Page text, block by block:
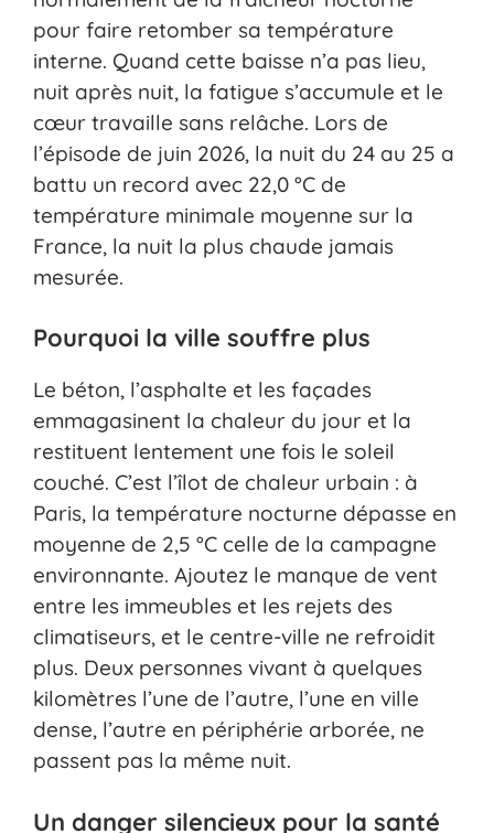
pour faire retomber sa température
interne. Quand cette baisse n’a pas lieu,
nuit après nuit, la fatigue s’accumule et le
cœur travaille sans relâche. Lors de
l’épisode de juin 2026, la nuit du 24 au 25 a
battu un record avec 22,0 °C de
température minimale moyenne sur la
France, la nuit la plus chaude jamais
mesurée.
Pourquoi la ville souffre plus
Le béton, l’asphalte et les façades
emmagasinent la chaleur du jour et la
restituent lentement une fois le soleil
couché. C’est l’îlot de chaleur urbain : à
Paris, la température nocturne dépasse en
moyenne de 2,5 °C celle de la campagne
environnante. Ajoutez le manque de vent
entre les immeubles et les rejets des
climatiseurs, et le centre-ville ne refroidit
plus. Deux personnes vivant à quelques
kilomètres l’une de l’autre, l’une en ville
dense, l’autre en périphérie arborée, ne
passent pas la même nuit.
Un danger silencieux pour la santé